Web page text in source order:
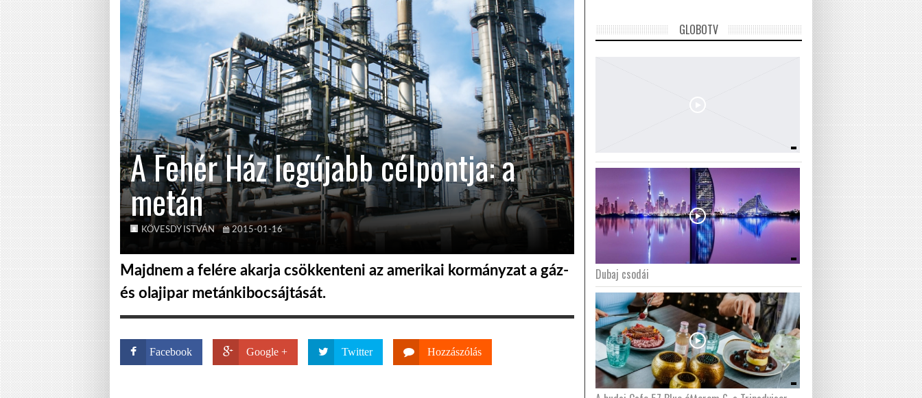
A Fehér Ház legújabb célpontja: a
metán
KÖVESDY ISTVÁN 2015-01-16
Majdnem a felére akarja csökkenteni az amerikai kormányzat a gáz-
és olajipar metánkibocsájtását.
Facebook Google + Twitter Hozzászólás
GLOBOTV
Dubaj csodái